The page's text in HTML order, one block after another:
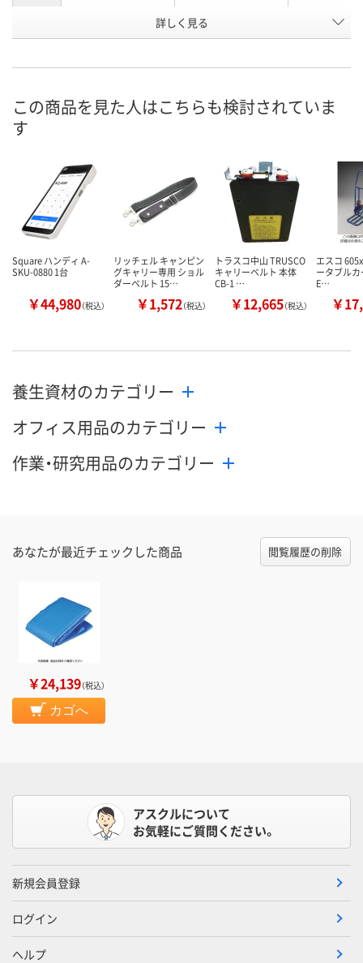
1.71
号
お届け日
数量
カゴへ カゴへ カ
詳しく見る
この商品を見た人はこちらも検討されていま
す
Square ハンディ A-
SKU-0880 1台
￥44,980（税込）
リッチェル キャンピン
グキャリー専用 ショル
ダーベルト 15…
￥1,572（税込）
トラスコ中山 TRUSCO
キャリーベルト 本体
CB-1 …
￥12,665（税込）
エスコ
ータブル
E…
￥
養生資材のカテゴリー
オフィス用品のカテゴリー
作業・研究用品のカテゴリー
あなたが最近チェックした商品 閲覧履歴の削除
￥24,139（税込）
カゴへ
アスクルについて
お気軽にご質問ください。
新規会員登録
ログイン
ヘルプ